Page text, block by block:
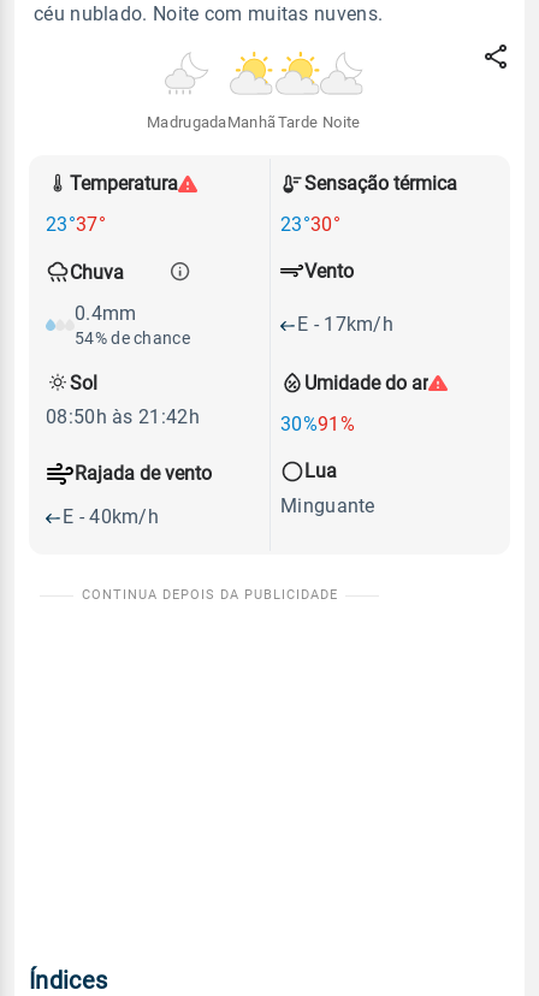
céu nublado. Noite com muitas nuvens.
Madrugada Manhã Tarde Noite
Temperatura
23°37°
Sensação térmica
23°30°
Chuva
0.4mm
54% de chance
Umidade do ar
30%91%
Vento
E - 17km/h
Rajada de vento
E - 40km/h
Sol
08:50h às 21:42h
Lua
Minguante
Índices